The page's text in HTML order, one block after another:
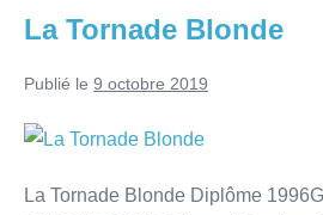
La Tornade Blonde
Publié le 9 octobre 2019
La Tornade Blonde Diplôme